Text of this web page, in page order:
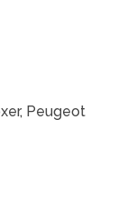
, Peugeot